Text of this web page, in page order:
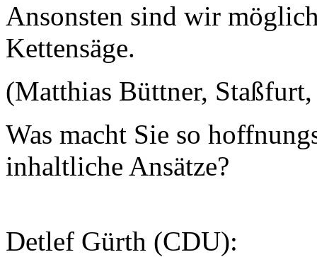
Ansonsten sind wir
Kettensäge.
(Matthias Büttner,
Was macht Sie so
inhaltliche Ansätze?
Detlef Gürth (CDU):